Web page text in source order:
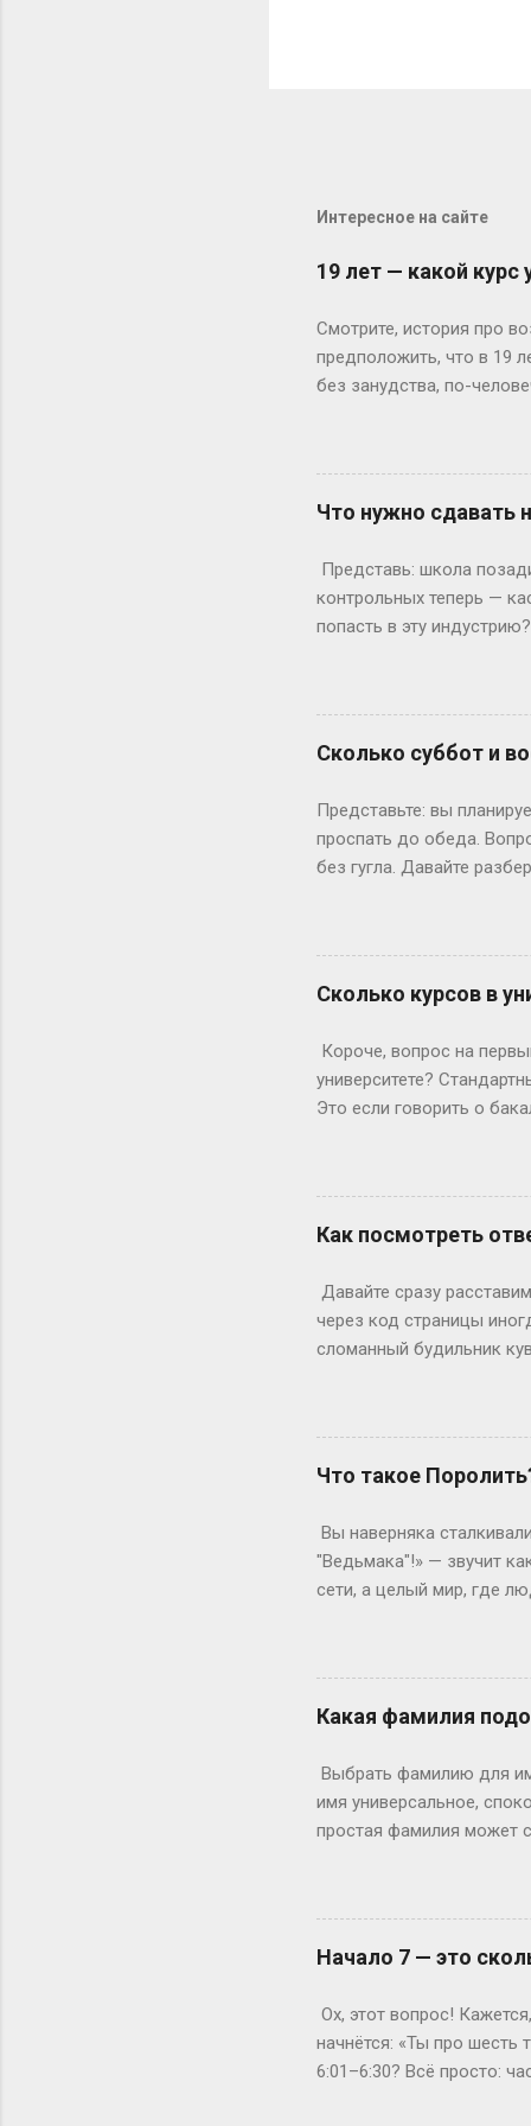
Интересное на сайте
19 лет — какой курс
Смотрите, история про
предположить, что в 19
без занудства, по-
не туда. Вот Сергей из
одноклассники уже на
штурмует лекции по
школе — представьте,
к этому возрасту
вносит коррективы.
Что нужно сдавать
Представь: школа
контрольных теперь —
попасть в эту
а закончила 9 классов.
позволяет бегать по
формальности.
быть высокой, худой и
весишь 55 кг — окей, но
Сколько суббот и
Представьте: вы
проспать до обеда.
без гугла. Давайте
остатке. То есть
лишний день?» Всё
понедельник, то
366 дней делим на 7 —
Выходных будет по 53. Но
Сколько курсов в
Короче, вопрос на
университете?
Это если говорить о
человечески. Классика
Сколько он будет
второй – уже с опытом,
стандартная программа
будущие врачи,
Как посмотреть
Давайте сразу
через код страницы
сломанный будильник
страницы
ключевое «однако»,
инспектор. Где же тогда
Раньше, в эпоху
рамка для картины. Саму
Что такое
Вы наверняка
"Ведьмака"!» — звучит
сети, а целый мир, где
ролевая кухня Слово
ролевиков. Если раньше
они перекочевали в
взаимодействовать,
когда даже
постороннего), нужно
Какая фамилия
Выбрать фамилию для
имя универсальное,
простая фамилия может
подводит. Возьмем, к
Надежно, понятно,
или Паркер. Они
Джейн Карпентер
характеру глубины. Или
Начало 7 — это
Ох, этот вопрос!
начнётся: «Ты про шесть
6:01–6:30? Всё просто: